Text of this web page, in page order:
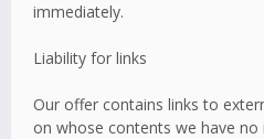
immediately.
Liability for links
Our offer contains links to
on whose contents we have